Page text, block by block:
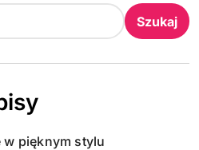
Szukaj
pięknym stylu